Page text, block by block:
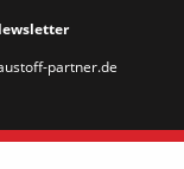
partner.de